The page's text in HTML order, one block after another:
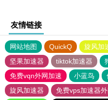
友情链接
网站地图 QuickQ 旋风加
坚果加速器
tiktok加速器
免费vqn外网加速
小蓝鸟
旋风加速器
免费vps加速器